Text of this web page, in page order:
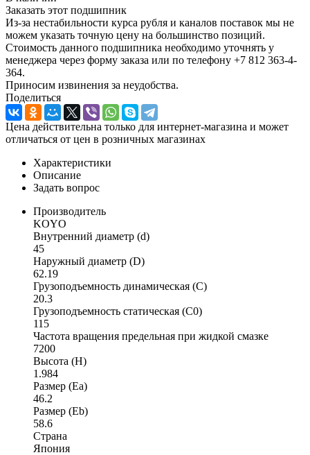
Заказать этот подшипник
Из-за нестабильности курса рубля и каналов поставок мы не
можем указать точную цену на большинство позиций.
Стоимость данного подшипника необходимо уточнять у
менеджера через форму заказа или по телефону +7 812 363-4-
364.
Приносим извинения за неудобства.
Поделиться
Цена действительна только для интернет-магазина и может
отличаться от цен в розничных магазинах
Характеристики
Описание
Задать вопрос
Производитель
KOYO
Внутренний диаметр (d)
45
Наружный диаметр (D)
62.19
Грузоподъемность динамическая (C)
20.3
Грузоподъемность статическая (C0)
115
Частота вращения предельная при жидкой смазке
7200
Высота (H)
1.984
Размер (Ea)
46.2
Размер (Eb)
58.6
Страна
Япония